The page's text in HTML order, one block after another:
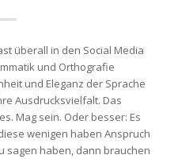
überall in den Social Media
und Orthografie
und Eleganz der Sprache
Ausdrucksvielfalt. Das
Mag sein. Oder besser: Es
wenigen haben Anspruch
sagen haben, dann brauchen